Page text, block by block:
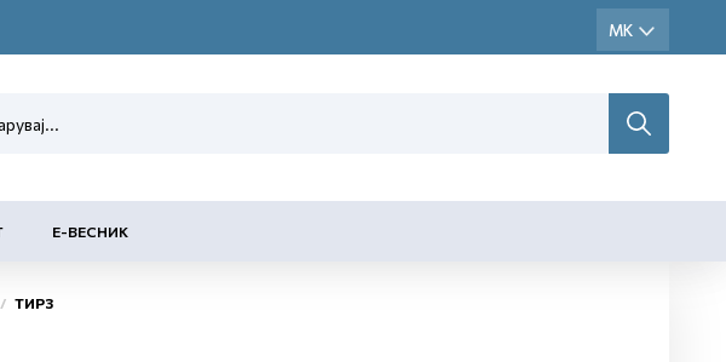
Е-ВЕСНИК
ТИРЗ